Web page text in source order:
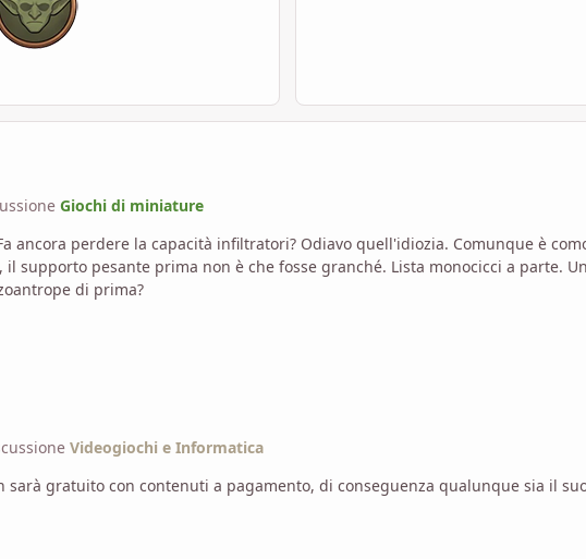
Giochi di miniature
delle zoantrope di prima?
Videogiochi e Informatica
gratuito con contenuti a pagamento, di conseguenza qualunque sia il